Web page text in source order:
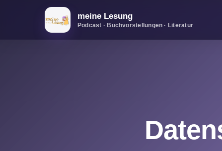
meine Lesung
Podcast · Buchvorstellungen · Literatur